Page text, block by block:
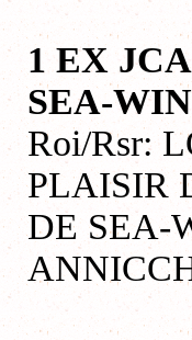
1 EX
SEA-
Roi/Rsr:
PLAISIR
DE SEA-